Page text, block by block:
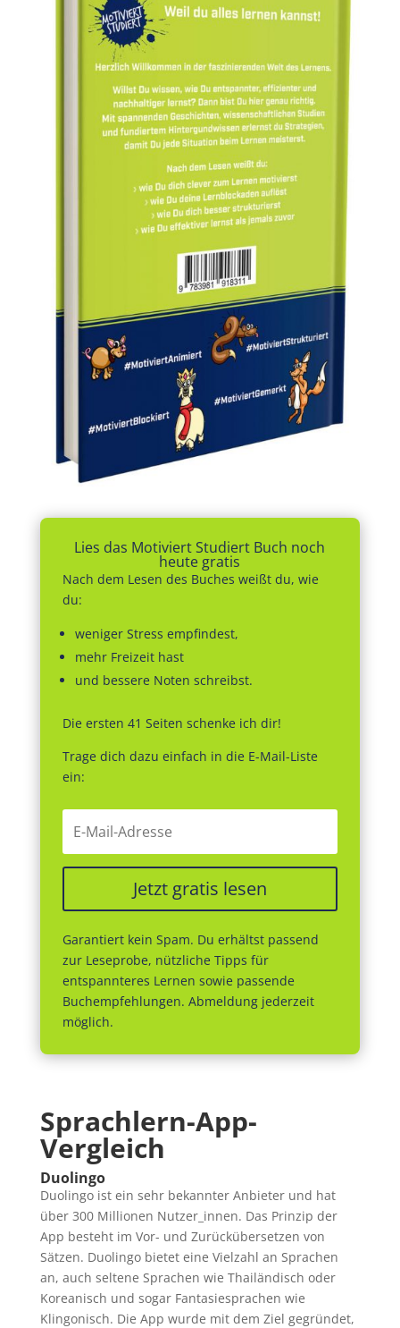
Lies das Motiviert Studiert Buch noch
heute gratis
Nach dem Lesen des Buches weißt du, wie
du:
weniger Stress empfindest,
mehr Freizeit hast
und bessere Noten schreibst.
Die ersten 41 Seiten schenke ich dir!
Trage dich dazu einfach in die E-Mail-Liste
ein:
Jetzt gratis lesen
Garantiert kein Spam. Du erhältst passend
zur Leseprobe, nützliche Tipps für
entspannteres Lernen sowie passende
Buchempfehlungen. Abmeldung jederzeit
möglich.
Sprachlern-App-
Vergleich
Duolingo
Duolingo ist ein sehr bekannter Anbieter und hat
über 300 Millionen Nutzer_innen. Das Prinzip der
App besteht im Vor- und Zurückübersetzen von
Sätzen. Duolingo bietet eine Vielzahl an Sprachen
an, auch seltene Sprachen wie Thailändisch oder
Koreanisch und sogar Fantasiesprachen wie
Klingonisch. Die App wurde mit dem Ziel gegründet,